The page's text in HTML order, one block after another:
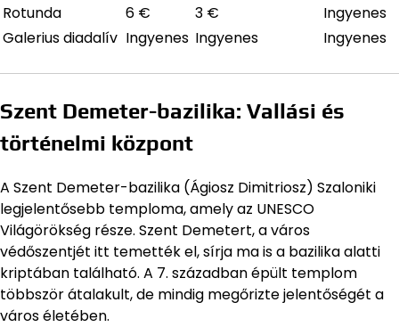
Rotunda
6 € 3 €
Ingyenes
Galerius diadalív Ingyenes Ingyenes Ingyenes
Szent Demeter-bazilika: Vallási és
történelmi központ
A Szent Demeter-bazilika (Ágiosz Dimitriosz) Szaloniki
legjelentősebb temploma, amely az UNESCO
Világörökség része. Szent Demetert, a város
védőszentjét itt temették el, sírja ma is a bazilika alatti
kriptában található. A 7. században épült templom
többször átalakult, de mindig megőrizte jelentőségét a
város életében.